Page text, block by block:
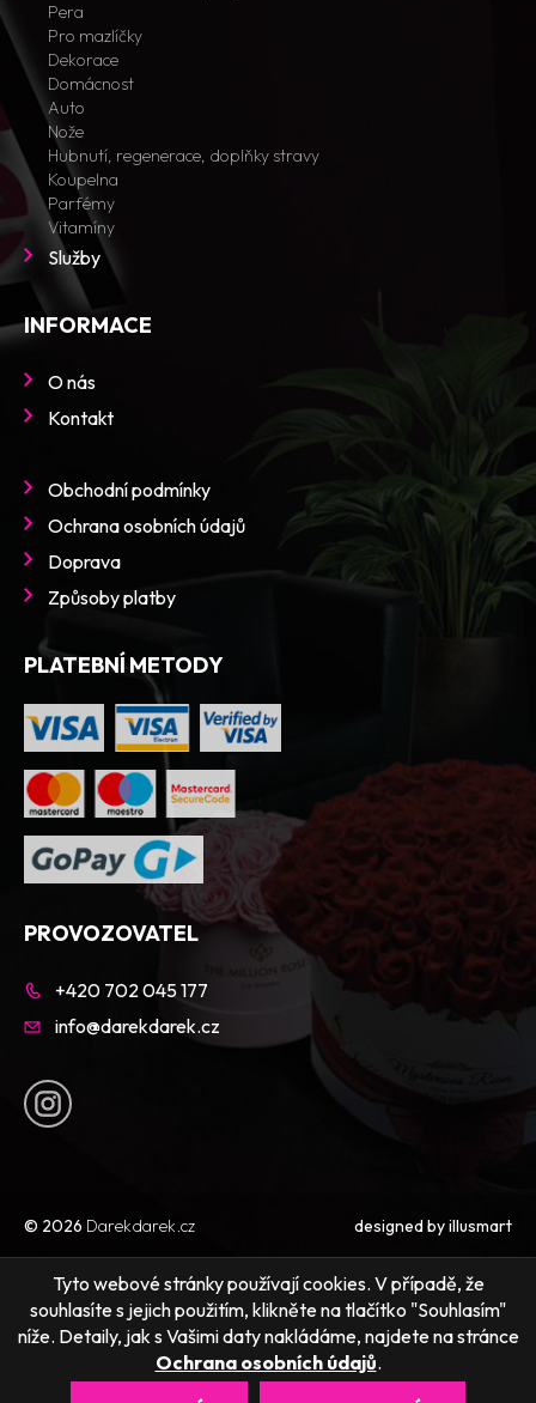
Pera
Pro mazlíčky
Dekorace
Domácnost
Auto
Nože
Hubnutí, regenerace, doplňky stravy
Koupelna
Parfémy
Vitamíny
Služby
INFORMACE
O nás
Kontakt
Obchodní podmínky
Ochrana osobních údajů
Doprava
Způsoby platby
PLATEBNÍ METODY
PROVOZOVATEL
+420 702 045 177
info@darekdarek.cz
© 2026 Darekdarek.cz designed byillusmart
Tyto webové stránky používají cookies. V případě, že
souhlasíte s jejich použitím, klikněte na tlačítko "Souhlasím"
níže. Detaily, jak s Vašimi daty nakládáme, najdete na stránce
Ochrana osobních údajů.